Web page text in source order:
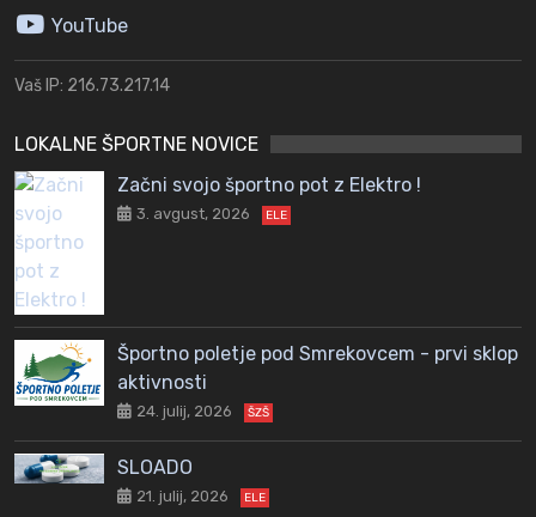
YouTube
Vaš IP: 216.73.217.14
LOKALNE ŠPORTNE NOVICE
Začni svojo športno pot z Elektro !
3. avgust, 2026 ELE
Športno poletje pod Smrekovcem - prvi sklop
aktivnosti
24. julij, 2026 ŠZŠ
SLOADO
21. julij, 2026 ELE